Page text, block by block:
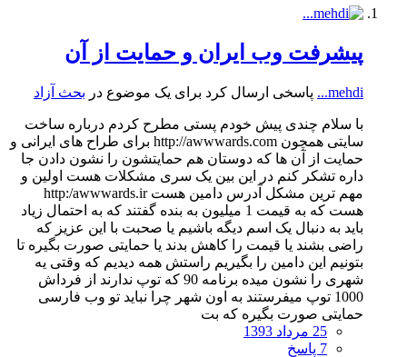
پیشرفت وب ایران و حمایت از آن
mehdi... پاسخی ارسال کرد برای یک موضوع در بحث آزاد
با سلام چندی پیش خودم پستی مطرح کردم درباره ساخت
سایتی همچون http://awwwards.com برای طراح های ایرانی و
حمایت از آن ها که دوستان هم حمایتشون را نشون دادن جا
داره تشکر کنم در این بین یک سری مشکلات هست اولین و
مهم ترین مشکل آدرس دامین هست http:/awwwards.ir
هست که به قیمت 1 میلیون به بنده گفتند که به احتمال زیاد
باید به دنبال یک اسم دیگه باشیم یا صحبت با این عزیز که
راضی بشند یا قیمت را کاهش بدند یا حمایتی صورت بگیره تا
بتونیم این دامین را بگیریم راستش همه دیدیم که وقتی یه
شهری را نشون میده برنامه 90 که توپ ندارند از فرداش
1000 توپ میفرستند به اون شهر چرا نباید تو وب فارسی
حمایتی صورت بگیره که بت
25 مرداد 1393
7 پاسخ